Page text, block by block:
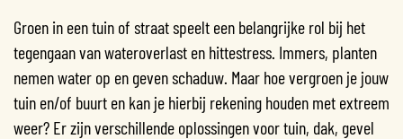
Groen in een tuin of straat speelt een belangrijke rol bij het
tegengaan van wateroverlast en hittestress. Immers, planten
nemen water op en geven schaduw. Maar hoe vergroen je jouw
tuin en/of buurt en kan je hierbij rekening houden met extreem
weer? Er zijn verschillende oplossingen voor tuin, dak, gevel